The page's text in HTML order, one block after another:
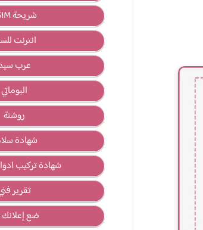
شريحة eSIM
انترنت
عرب
البوماتي
روشتة
شهادة
شهادة تركيب
تقرير
ضع إعلانك